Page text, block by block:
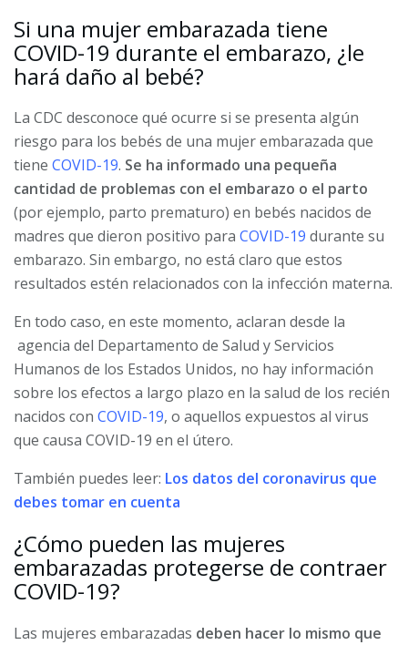
Si una mujer embarazada tiene
COVID-19 durante el embarazo, ¿le
hará daño al bebé?
La CDC desconoce qué ocurre si se presenta algún
riesgo para los bebés de una mujer embarazada que
tiene COVID-19. Se ha informado una pequeña
cantidad de problemas con el embarazo o el parto
(por ejemplo, parto prematuro) en bebés nacidos de
madres que dieron positivo para COVID-19 durante su
embarazo. Sin embargo, no está claro que estos
resultados estén relacionados con la infección materna.
En todo caso, en este momento, aclaran desde la
agencia del Departamento de Salud y Servicios
Humanos de los Estados Unidos, no hay información
sobre los efectos a largo plazo en la salud de los recién
nacidos con COVID-19, o aquellos expuestos al virus
que causa COVID-19 en el útero.
También puedes leer: Los datos del coronavirus que
debes tomar en cuenta
¿Cómo pueden las mujeres
embarazadas protegerse de contraer
COVID-19?
Las mujeres embarazadas deben hacer lo mismo que